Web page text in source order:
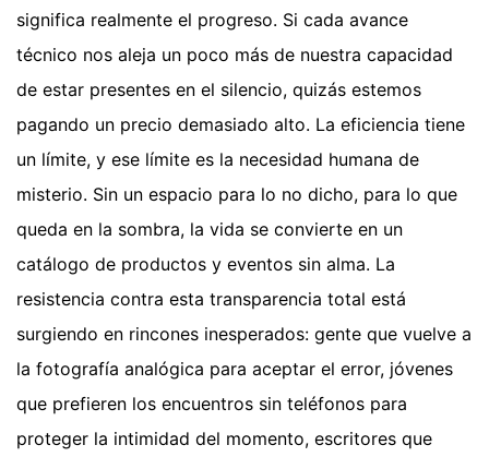
significa realmente el progreso. Si cada avance
técnico nos aleja un poco más de nuestra capacidad
de estar presentes en el silencio, quizás estemos
pagando un precio demasiado alto. La eficiencia tiene
un límite, y ese límite es la necesidad humana de
misterio. Sin un espacio para lo no dicho, para lo que
queda en la sombra, la vida se convierte en un
catálogo de productos y eventos sin alma. La
resistencia contra esta transparencia total está
surgiendo en rincones inesperados: gente que vuelve a
la fotografía analógica para aceptar el error, jóvenes
que prefieren los encuentros sin teléfonos para
proteger la intimidad del momento, escritores que